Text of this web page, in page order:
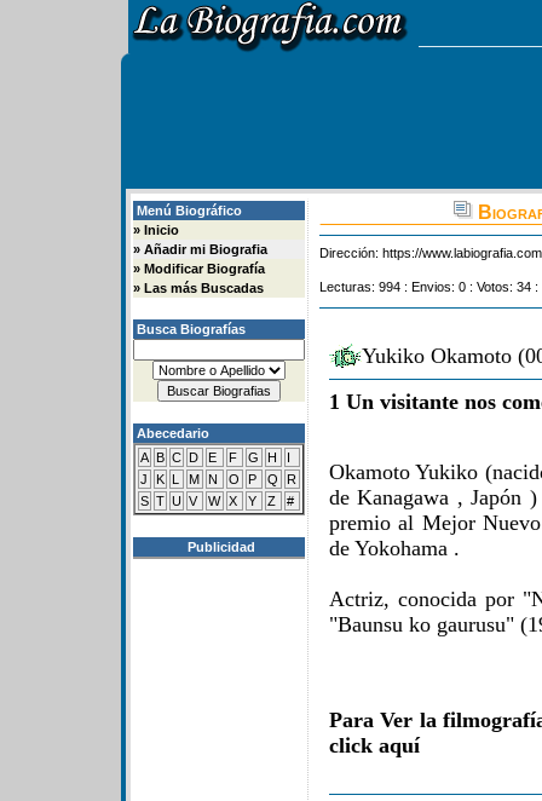
Menú Biográfico
» Inicio
» Añadir mi Biografia
» Modificar Biografía
» Las más Buscadas
Busca Biografías
Abecedario
A B C D E F G H
I
J
K L M N O P Q
R
S T U V W X Y Z #
Publicidad
Dirección: https://
Lecturas: 994 : Envios: 0 : Votos: 34
Yukiko Okamoto
1 Un visitante nos
Okamoto Yukiko
de Kanagawa , Japón
premio al Mejor
de Yokohama .
Actriz, conocida por
"Baunsu ko gaurusu"
Para Ver la
click aquí